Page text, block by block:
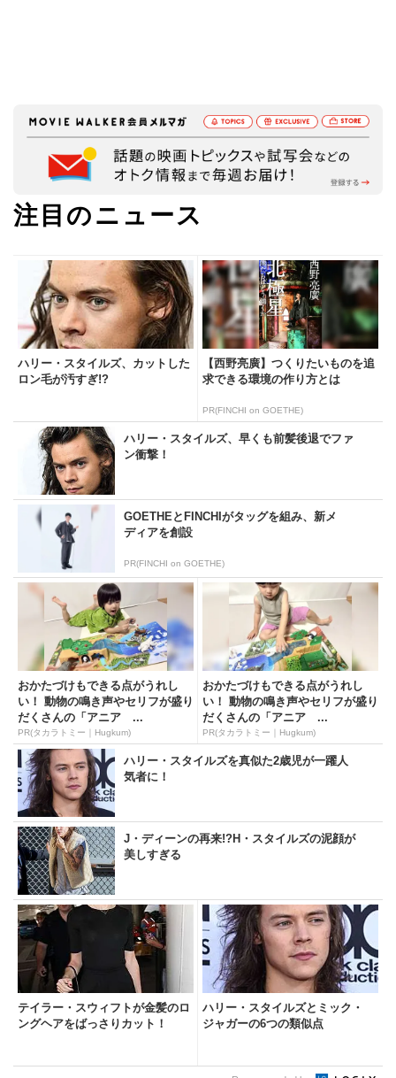
注目のニュース
ハリー・スタイルズ、カットした
ロン毛が汚すぎ!?
【西野亮廣】つくりたいものを追
求できる環境の作り方とは
PR(FINCHI on GOETHE)
ハリー・スタイルズ、早くも前髪後退でファ
ン衝撃！
GOETHEとFINCHIがタッグを組み、新メ
ディアを創設
PR(FINCHI on GOETHE)
おかたづけもできる点がうれし
い！ 動物の鳴き声やセリフが盛り
だくさんの「アニア ...
PR(タカラトミー｜Hugkum)
おかたづけもできる点がうれし
い！ 動物の鳴き声やセリフが盛り
だくさんの「アニア ...
PR(タカラトミー｜Hugkum)
ハリー・スタイルズを真似た2歳児が一躍人
気者に！
J・ディーンの再来!?H・スタイルズの泥顔が
美しすぎる
テイラー・スウィフトが金髪のロ
ングヘアをばっさりカット！
ハリー・スタイルズとミック・
ジャガーの6つの類似点